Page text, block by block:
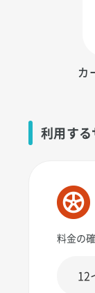
カ
利用す
料金の